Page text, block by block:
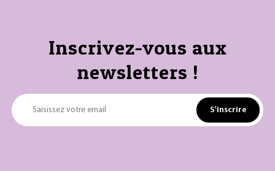
Inscrivez-vous aux
newsletters !
Saisissez votre email S'inscrire